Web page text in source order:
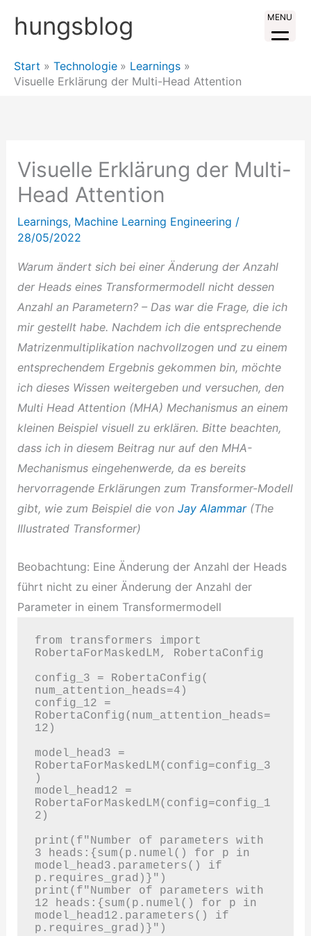
Inhalthungsblog
Start Technologie
Learnings
Visuelle Erklärung der Multi-Head Attention
Visuelle Erklärung der Multi-
Head Attention
Learnings, Machine Learning Engineering /
28/05/2022
Warum ändert sich bei einer Änderung der Anzahl
der Heads eines Transformermodell nicht dessen
Anzahl an Parametern? – Das war die Frage, die ich
mir gestellt habe. Nachdem ich die entsprechende
Matrizenmultiplikation nachvollzogen und zu einem
entsprechendem Ergebnis gekommen bin, möchte
ich dieses Wissen weitergeben und versuchen, den
Multi Head Attention (MHA) Mechanismus an einem
kleinen Beispiel visuell zu erklären. Bitte beachten,
dass ich in diesem Beitrag nur auf den MHA-
Mechanismus eingehenwerde, da es bereits
hervorragende Erklärungen zum Transformer-Modell
gibt, wie zum Beispiel die von Jay Alammar(The
Illustrated Transformer)
Beobachtung: Eine Änderung der Anzahl der Heads
führt nicht zu einer Änderung der Anzahl der
Parameter in einem Transformermodell
from transformers import
RobertaForMaskedLM, RobertaConfig
config_3 = RobertaConfig(
num_attention_heads=4)
config_12 =
RobertaConfig(num_attention_heads=
12)
model_head3 =
RobertaForMaskedLM(config=config_3
)
model_head12 =
RobertaForMaskedLM(config=config_1
2)
print(f"Number of parameters with
3 heads:{sum(p.numel() for p in
model_head3.parameters() if
p.requires_grad)}")
print(f"Number of parameters with
12 heads:{sum(p.numel() for p in
model_head12.parameters() if
p.requires_grad)}")
MENU